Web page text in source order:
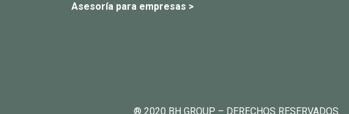
Asesoría para empresas >
® 2020 BH GROUP – DERECHOS RESERVADOS